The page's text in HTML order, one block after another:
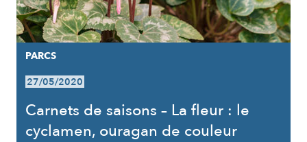
PARCS
27/05/2020
Carnets de saisons – La fleur : le
cyclamen, ouragan de couleur